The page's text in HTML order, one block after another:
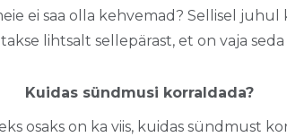
ei saa olla kehvemad? Sellisel juhul
lihtsalt sellepärast, et on vaja seda
Kuidas sündmusi korraldada?
osaks on ka viis, kuidas sündmust